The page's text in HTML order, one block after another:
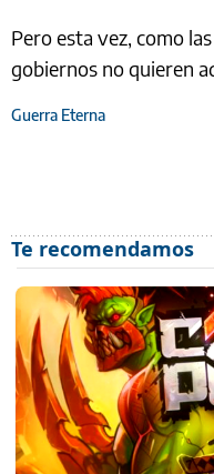
Pero esta vez, como
gobiernos no quieren
Guerra Eterna